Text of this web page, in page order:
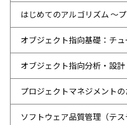
はじめてのアルゴリズム ～
オブジェクト指向基礎：チュ
オブジェクト指向分析・設
プロジェクトマネジメント
ソフトウェア品質管理（テス